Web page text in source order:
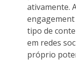
ativamente.
tipo de
em redes
próprio